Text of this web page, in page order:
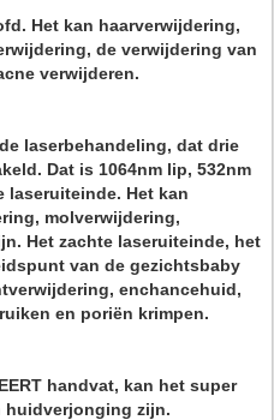
Het kan haarverwijdering,
de verwijdering van
verwijderen.
laserbehandeling, dat drie
Dat is 1064nm lip, 532nm
laseruiteinde. Het kan
molverwijdering,
Het zachte laseruiteinde, het
van de gezichtsbaby
enchancehuid,
en poriën krimpen.
handvat, kan het super
huidverjonging zijn.